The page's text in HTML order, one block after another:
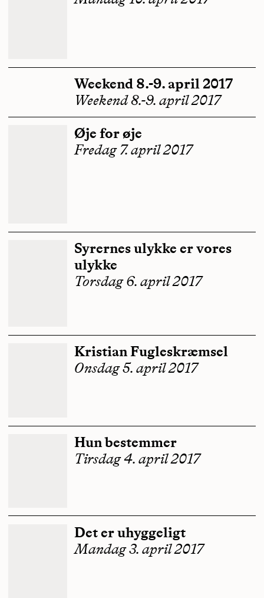
Weekend 8.-9. april 2017
Weekend 8.-9. april 2017
Øje for øje
Fredag 7. april 2017
Syrernes ulykke er vores
ulykke
Torsdag 6. april 2017
Kristian Fugleskræmsel
Onsdag 5. april 2017
Hun bestemmer
Tirsdag 4. april 2017
Det er uhyggeligt
Mandag 3. april 2017